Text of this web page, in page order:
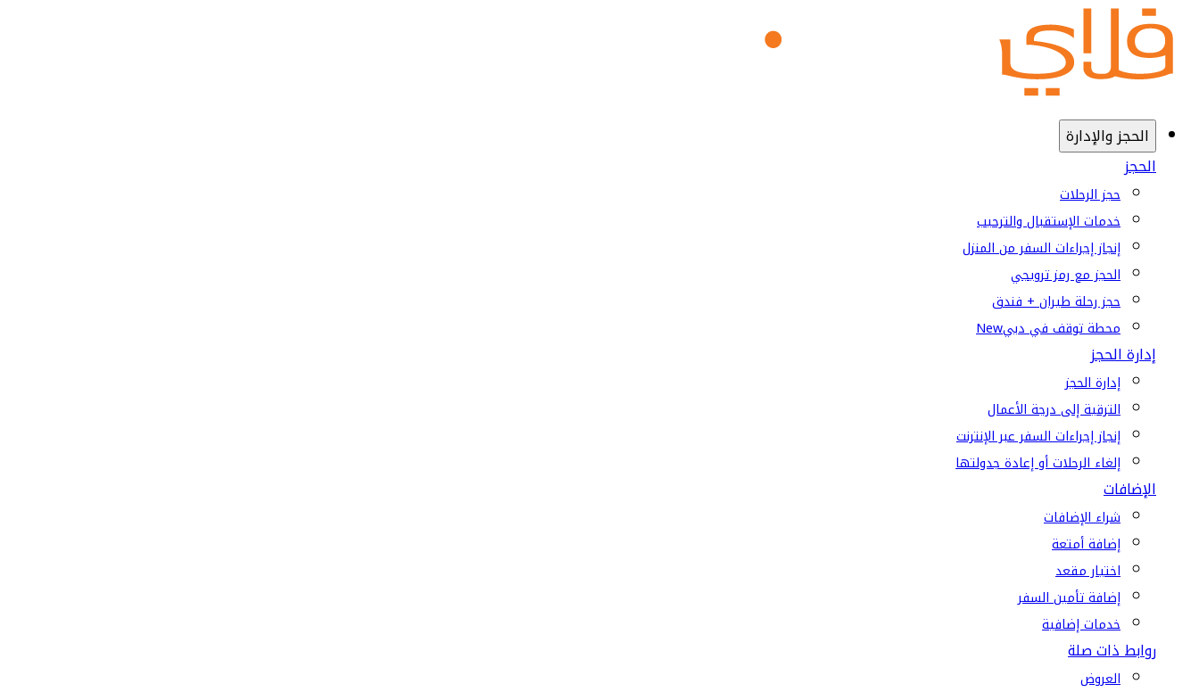
الحجز والإدارة
الحجز
حجز الرحلات
خدمات الإستقبال والترحيب
إنجاز إجراءات السفر من المنزل
الحجز مع رمز ترويجي
حجز رحلة طيران + فندق
محطة توقف في دبيNew
إدارة الحجز
إدارة الحجز
الترقية إلى درجة الأعمال
إنجاز إجراءات السفر عبر الإنترنت
إلغاء الرحلات أو إعادة جدولتها
الإضافات
شراء الإضافات
إضافة أمتعة
اختيار مقعد
إضافة تأمين السفر
خدمات إضافية
روابط ذات صلة
العروض